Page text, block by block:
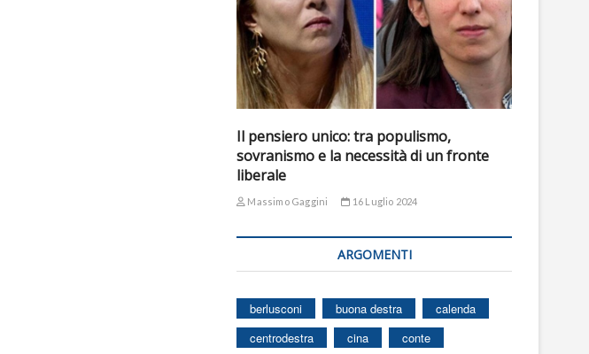
Il pensiero unico: tra populismo,
sovranismo e la necessità di un fronte
liberale
Massimo Gaggini 16 Luglio 2024
ARGOMENTI
berlusconi buona destra
calenda
centrodestra
cina
conte